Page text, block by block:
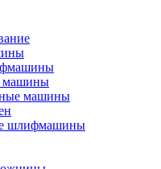
машины
машины
шлифмашины